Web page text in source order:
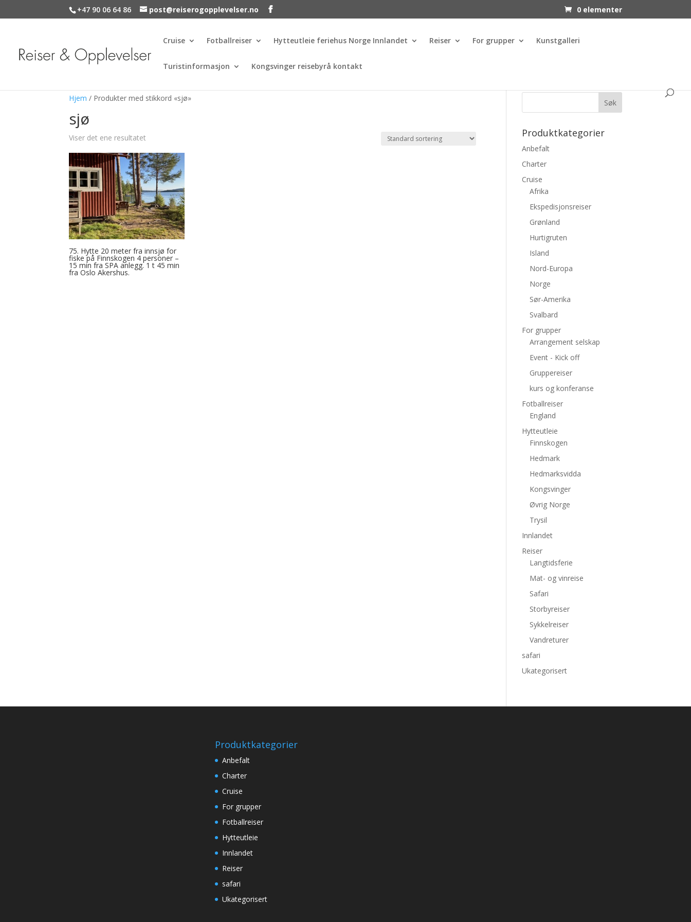
+47 90 06 64 86 post@reiserogopplevelser.no 0 elementer
Cruise Fotballreiser Hytteutleie feriehus Norge Innlandet Reiser For grupper Kunstgalleri
Turistinformasjon Kongsvinger reisebyrå kontakt
Hjem / Produkter med stikkord «sjø»
sjø
Viser det ene resultatet
75. Hytte 20 meter fra innsjø for
fiske på Finnskogen 4 personer –
15 min fra SPA anlegg. 1 t 45 min
fra Oslo Akershus.
Produktkategorier
Anbefalt
Charter
Cruise
Afrika
Ekspedisjonsreiser
Grønland
Hurtigruten
Island
Nord-Europa
Norge
Sør-Amerika
Svalbard
For grupper
Arrangement selskap
Event - Kick off
Gruppereiser
kurs og konferanse
Fotballreiser
England
Hytteutleie
Finnskogen
Hedmark
Hedmarksvidda
Kongsvinger
Øvrig Norge
Trysil
Innlandet
Reiser
Langtidsferie
Mat- og vinreise
Safari
Storbyreiser
Sykkelreiser
Vandreturer
safari
Ukategorisert
Produktkategorier
Anbefalt
Charter
Cruise
For grupper
Fotballreiser
Hytteutleie
Innlandet
Reiser
safari
Ukategorisert